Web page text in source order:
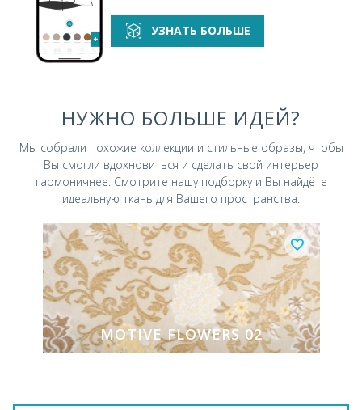
УЗНАТЬ БОЛЬШЕ
НУЖНО БОЛЬШЕ ИДЕЙ?
Мы собрали похожие коллекции и стильные образы, чтобы
Вы смогли вдохновиться и сделать свой интерьер
гармоничнее. Смотрите нашу подборку и Вы найдёте
идеальную ткань для Вашего пространства.
MOTIVE FLOWERS 02